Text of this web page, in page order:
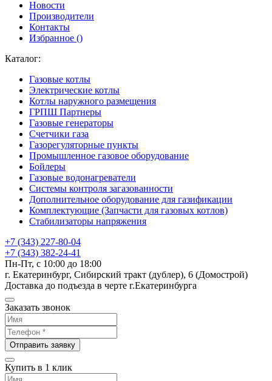
Новости
Производители
Контакты
Избранное ()
Каталог:
Газовые котлы
Электрические котлы
Котлы наружного размещения
ГРПШ Партнеры
Газовые генераторы
Счетчики газа
Газорегуляторные пункты
Промышленное газовое оборудование
Бойлеры
Газовые водонагреватели
Системы контроля загазованности
Дополнительное оборудование для газификации
Комплектующие (Запчасти для газовых котлов)
Стабилизаторы напряжения
+7 (343) 227-80-04
+7 (343) 382-24-41
Пн-Пт, с 10:00 до 18:00
г. Екатеринбург, Сибирский тракт (дублер), 6 (Домострой)
Доставка до подъезда в черте г.Екатеринбурга
Заказать звонок
Отправить заявку
Купить в 1 клик